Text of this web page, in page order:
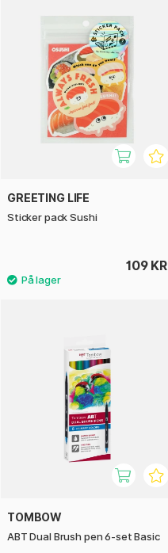
GREETING LIFE
Sticker pack Sushi
109 KR
TOMBOW
ABT Dual Brush pen 6-set Basic